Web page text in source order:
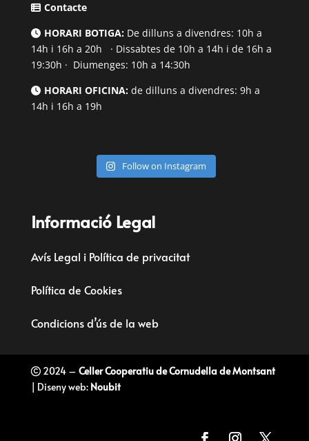
Contacte
HORARI BOTIGA:De dilluns a divendres: 10h a
14h i 16h a 20h · Dissabtes de 10h a 14h i de 16h a
19:30h · Diumenges: 10h a 14:30h
HORARI OFICINA:de dilluns a divendres: 9h a
14h i 16h a 19h
Follow on Instagram
Informació Legal
Avís Legal i Política de privacitat
Política de Cookies
Condicions d’ús de la web
2024 – Celler Cooperatiu de Cornudella de Montsant
| Diseny web: Noubit